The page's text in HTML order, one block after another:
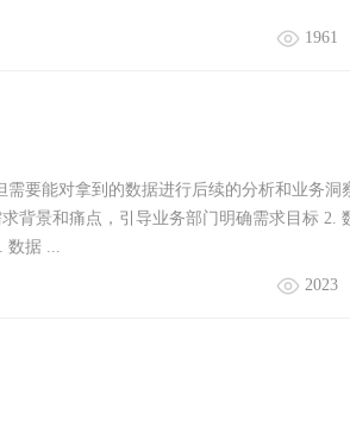
1961
需要能对拿到的数据进行后续的分析和业务洞
背景和痛点，引导业务部门明确需求目标 2.
数据 ...
2023